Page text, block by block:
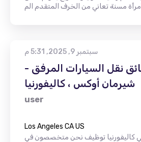
سبتمبر 9, 2025, 5:31 م
نقل السيارات المرفق -
شيرمان أوكس ، كاليفورنيا
user
Los Angeles CA US
كاليفورنيا توظيف نحن متخصصون في